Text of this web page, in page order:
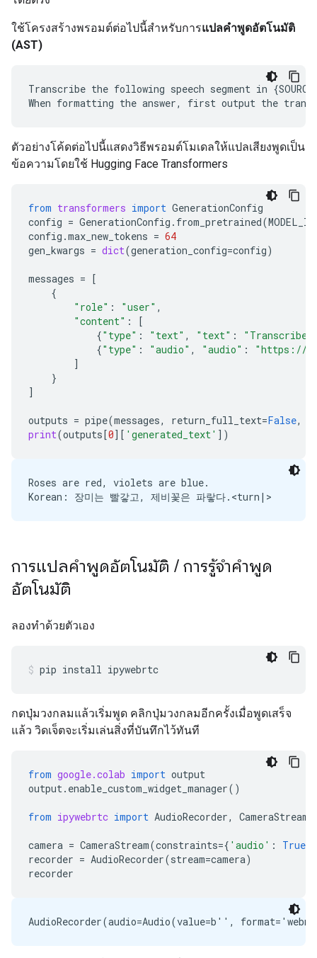
ใช้โครงสร้างพรอมต์ต่อไปนี้สำหรับการแปลคำพูดอัตโนมัติ
(AST)
Transcribe the following speech segment in
ตัวอย่างโค้ดต่อไปนี้แสดงวิธีพรอมต์โมเดลให้แปลเสียงพูดเป็น
ข้อความโดยใช้ Hugging Face Transformers
from transformers import GenerationConfig
config = GenerationConfig . from_pretrained(MODEL_ID
config .max_new_tokens = 64
gen_kwargs = dict(generation_config=config)
messages = [
{
"role" : "user" ,
"content" :
[
{"type" : "text" , "text" :
"Transcribe
{"type" : "audio" , "audio" :
"https://
]
}
]
outputs = pipe(messages, return_full_text=False,
print(outputs[0][ 'generated_text' ])
Roses are red, violets are blue.
การแปลคำพูดอัตโนมัติ / การรู้จำคำพูด
อัตโนมัติ
ลองทำด้วยตัวเอง
pip install ipywebrtc
กดปุ่มวงกลมแล้วเริ่มพูด คลิกปุ่มวงกลมอีกครั้งเมื่อพูดเสร็จ
แล้ว วิดเจ็ตจะเริ่มเล่นสิ่งที่บันทึกไว้ทันที
from google.colab import output
output. enable_custom_widget_manager()
from ipywebrtc import AudioRecorder, CameraStream
camera = CameraStream(constraints={ 'audio' : True
recorder = AudioRecorder(stream=camera)
recorder